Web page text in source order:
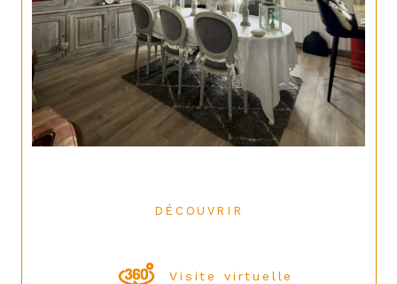
DÉCOUVRIR
Visite virtuelle